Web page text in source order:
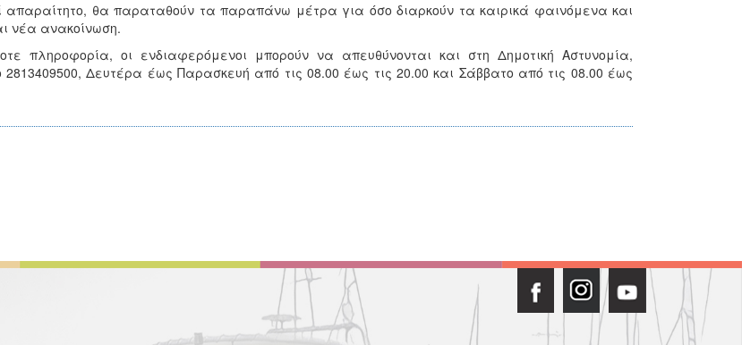
απαραίτητο, θα παραταθούν τα παραπάνω μέτρα για όσο διαρκούν τα καιρικά φαινόμενα και
νέα ανακοίνωση.
πληροφορία, οι ενδιαφερόμενοι μπορούν να απευθύνονται και στη Δημοτική Αστυνομία,
Δευτέρα έως Παρασκευή από τις 08.00 έως τις 20.00 και Σάββατο από τις 08.00 έως